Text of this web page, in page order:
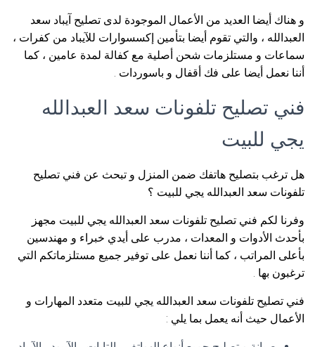
و هناك أيضا العديد من الأعمال الموجودة لدى تصليح آيباد سعد
العبدالله ، والتي تقوم أيضا بتأمين إكسسوارات للآيباد من كفرات ،
سماعات و مستلزمات شحن أصلية مع كفالة لمدة عامين ، كما
أننا نعمل أيضا على فك أقفال و باسوردات .
فني تصليح تلفونات سعد العبدالله
يجي للبيت
هل ترغب بتصليح هاتفك ضمن المنزل و تبحث عن فني تصليح
تلفونات سعد العبدالله يجي للبيت ؟
وفرنا لكم فني تصليح تلفونات سعد العبدالله يجي للبيت مجهز
بأحدث الأدوات و المعدات ، مدرب على أيدي خبراء و مهندسين
بأعلى المراتب ، كما أننا نعمل على توفير جميع مستلزماتكم التي
ترغبون بها .
فني تصليح تلفونات سعد العبدالله يجي للبيت متعدد المهارات و
الأعمال حيث أنه يعمل بما يلي :